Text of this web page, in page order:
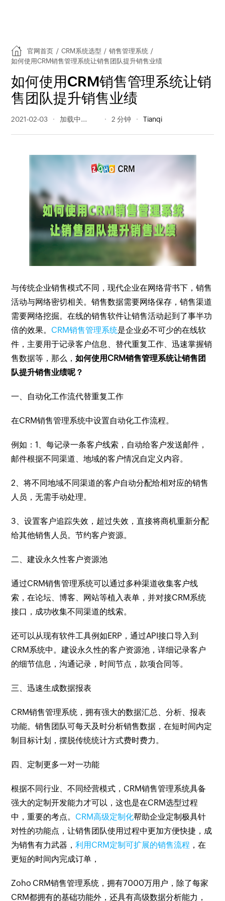
官网首页 / CRM系统选型 / 销售管理系统 /
如何使用CRM销售管理系统让销售团队提升销售业绩
如何使用CRM销售管理系统让销
售团队提升销售业绩
2021-02-03 2093 阅读量 2 分钟 Tianqi
与传统企业销售模式不同，现代企业在网络背书下，销售
活动与网络密切相关。销售数据需要网络保存，销售渠道
需要网络挖掘。在线的销售软件让销售活动起到了事半功
倍的效果。 CRM销售管理系统是企业必不可少的在线软
件，主要用于记录客户信息、替代重复工作、迅速掌握销
售数据等，那么，如何使用CRM销售管理系统让销售团
队提升销售业绩呢？
一、自动化工作流代替重复工作
在CRM销售管理系统中设置自动化工作流程。
例如：1、每记录一条客户线索，自动给客户发送邮件，
邮件根据不同渠道、地域的客户情况自定义内容。
2、将不同地域不同渠道的客户自动分配给相对应的销售
人员，无需手动处理。
3、设置客户追踪失效，超过失效，直接将商机重新分配
给其他销售人员。节约客户资源。
二、建设永久性客户资源池
通过CRM销售管理系统可以通过多种渠道收集客户线
索，在论坛、博客、网站等植入表单，并对接CRM系统
接口，成功收集不同渠道的线索。
还可以从现有软件工具例如ERP，通过API接口导入到
CRM系统中。建设永久性的客户资源池，详细记录客户
的细节信息，沟通记录，时间节点，款项合同等。
三、迅速生成数据报表
CRM销售管理系统，拥有强大的数据汇总、分析、报表
功能。销售团队可每天及时分析销售数据，在短时间内定
制目标计划，摆脱传统统计方式费时费力。
四、定制更多一对一功能
根据不同行业、不同经营模式，CRM销售管理系统具备
强大的定制开发能力才可以，这也是在CRM选型过程
中，重要的考点。 CRM高级定制化帮助企业定制极具针
对性的功能点，让销售团队使用过程中更加方便快捷，成
为销售有力武器，利用CRM定制可扩展的销售流程 ，在
更短的时间内完成订单，
Zoho CRM销售管理系统，拥有7000万用户，除了每家
CRM都拥有的基础功能外，还具有高级数据分析能力，